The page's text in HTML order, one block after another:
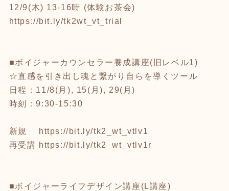
12/9(木) 13-16時 (体験お茶会)
https://bit.ly/tk2wt_vt_trial
■ボイジャーカウンセラー養成講座(旧レベル1)
☆直感を引き出し魂と繋がり自らを導くツール
日程：11/8(月), 15(月), 29(月)
時刻：9:30-15:30
新規
https://bit.ly/tk2_wt_vtlv1
再受講 https://bit.ly/tk2_wt_vtlv1r
■ボイジャーライフデザイン講座(L講座)